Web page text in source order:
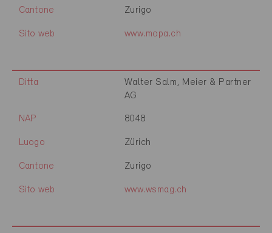
Cantone Zurigo
Sito web www.mopa.ch
Ditta
Walter Salm, Meier & Partner
AG
NAP 8048
Luogo Zürich
Cantone Zurigo
Sito web www.wsmag.ch